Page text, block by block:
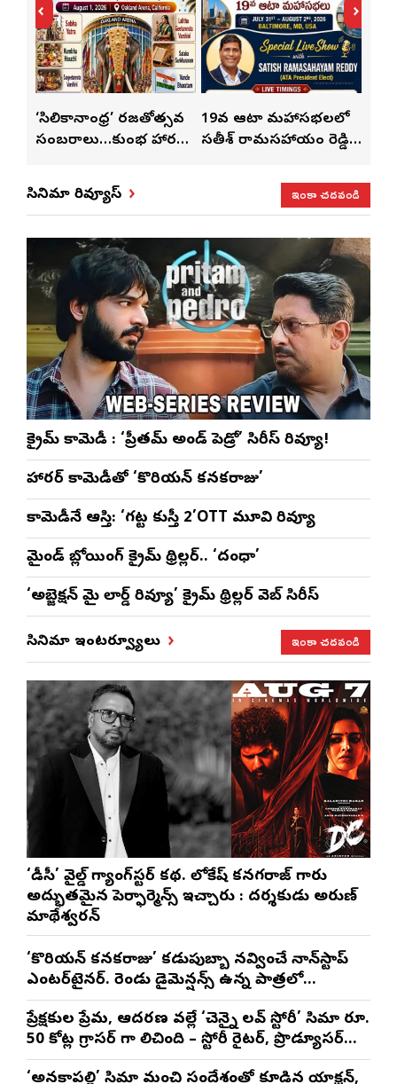
‘సిలికానాంధ్ర’ రజతోత్సవ
సంబరాలు…కుంభ హారతి
19వ ఆటా మహాసభలలో
సతీశ్ రామసహాయం రెడ్డి
సినిమా రివ్యూస్
ఇంకా చదవండి
క్రైమ్ కామెడీ : ‘ప్రీతమ్ అండ్ పెడ్రో’ సిరీస్ రివ్యూ!
హారర్ కామెడీతో ‘కొరియన్ కనకరాజు’
కామెడీనే ఆస్తి: ‘గట్ట కుస్తీ 2’OTT మూవి రివ్యూ
మైండ్ బ్లోయింగ్ క్రైమ్ థ్రిల్లర్.. ‘దంధా’
‘అబ్జెక్ష‌న్ మై లార్డ్ రివ్యూ’ క్రైమ్ థ్రిల్ల‌ర్ వెబ్ సిరీస్
సినిమా ఇంటర్వ్యూలు ఇంకా చదవండి
‘డీసీ’ వైల్డ్ గ్యాంగ్‌స్టర్ కథ. లోకేష్ కనగరాజ్ గారు
అద్భుతమైన పెర్ఫార్మెన్స్ ఇచ్చారు : దర్శకుడు అరుణ్
మాథేశ్వరన్
‘కొరియన్ కనకరాజు’ కడుపుబ్బా నవ్వించే నాన్‌స్టాప్
ఎంటర్‌టైనర్. రెండు డైమెన్షన్స్ ఉన్న పాత్రలో
నటించడం చాలా సంతృప్తినిచ్చింది : వరుణ్ తేజ్
ప్రేక్షకుల ప్రేమ, ఆదరణ వల్లే ‘చెన్నై లవ్ స్టోరీ’ సినిమా రూ.
50 కోట్ల గ్రాసర్ గా నిలిచింది – స్టోరీ రైటర్, ప్రొడ్యూసర్
సాయి రాజేష్
‘అనకాపల్లి’ సినిమాని మంచి సందేశంతో కూడిన యాక్షన్,